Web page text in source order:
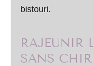
bistouri.
RAJEUNIR
SANS